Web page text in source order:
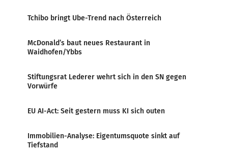
Tchibo bringt Ube-Trend nach Österreich
McDonald’s baut neues Restaurant in
Waidhofen/Ybbs
Stiftungsrat Lederer wehrt sich in den SN gegen
Vorwürfe
EU AI-Act: Seit gestern muss KI sich outen
Immobilien-Analyse: Eigentumsquote sinkt auf
Tiefstand